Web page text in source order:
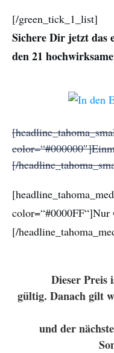
[/green_tick_1_list]
Sichere Dir jetzt das
den 21
[/
color=“#0000FF“]Nur
[/
Dieser Preis
gültig. Danach gilt
und der